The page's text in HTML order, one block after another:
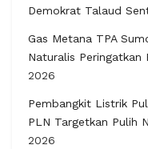
Demokrat Talaud
Gas Metana TPA
Naturalis Peringatkan
2026
Pembangkit Listrik
PLN Targetkan Pulih
2026